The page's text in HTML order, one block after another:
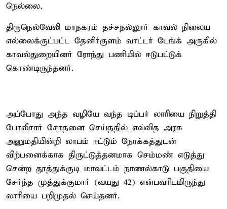
நெல்லை,
திருநெல்வேலி மாநகரம் தச்சநல்லூர் காவல் நிலைய
எல்லைக்குட்பட்ட தேனிர்குளம் வாட்டர் டேங்க் அருகில்
காவல்துறையினர் ரோந்து பணியில் ஈடுபட்டுக்
கொண்டிருந்தனர்.
அப்போது அந்த வழியே வந்த டிப்பர் லாரியை நிறுத்தி
போலீசார் சோதனை செய்ததில் எவ்வித அரசு
அனுமதியின்றி லாபம் ஈட்டும் நோக்கத்துடன்
விற்பனைக்காக திருட்டுத்தனமாக செம்மண் எடுத்து
சென்ற தூத்துக்குடி மாவட்டம் நாணல்காடு பகுதியை
சேர்ந்த முத்துக்குமார் (வயது 42) என்பவரிடமிருந்து
லாரியை பறிமுதல் செய்தனர்.